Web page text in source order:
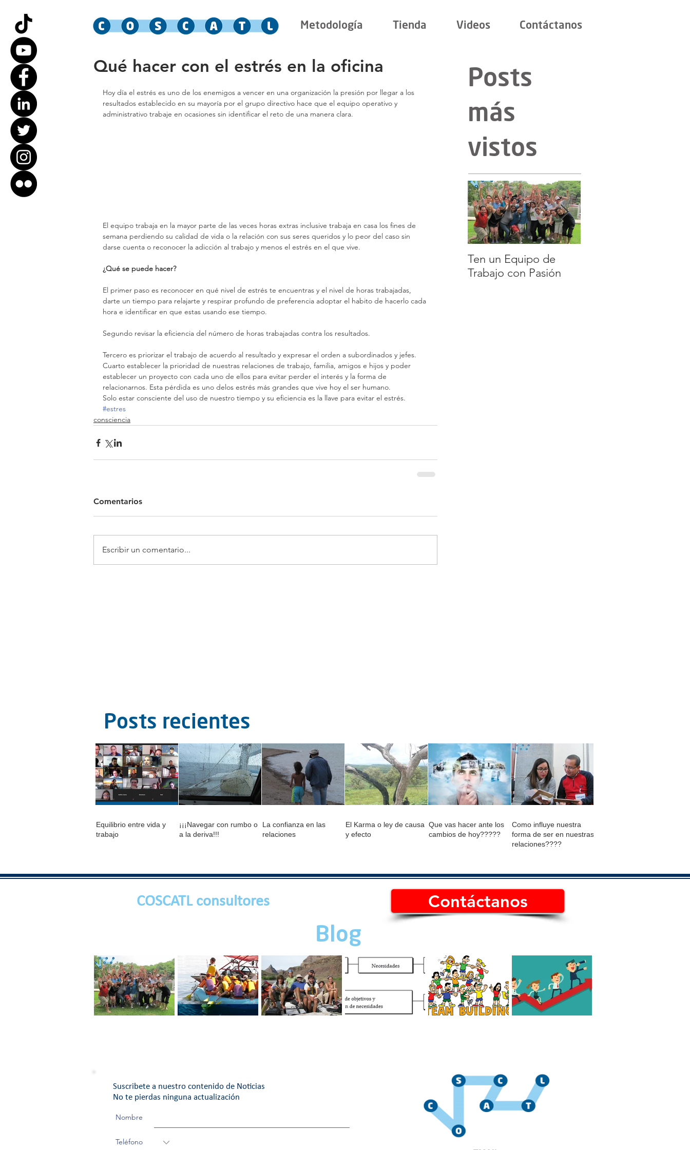
Metodología Tienda Videos Contáctanos
Qué hacer con el estrés en la oficina
Hoy día el estrés es uno de los enemigos a vencer en una organización la presión por llegar a los
resultados establecido en su mayoría por el grupo directivo hace que el equipo operativo y
administrativo trabaje en ocasiones sin identificar el reto de una manera clara.
El equipo trabaja en la mayor parte de las veces horas extras inclusive trabaja en casa los fines de
semana perdiendo su calidad de vida o la relación con sus seres queridos y lo peor del caso sin
darse cuenta o reconocer la adicción al trabajo y menos el estrés en el que vive.
¿Qué se puede hacer?
El primer paso es reconocer en qué nivel de estrés te encuentras y el nivel de horas trabajadas,
darte un tiempo para relajarte y respirar profundo de preferencia adoptar el habito de hacerlo cada
hora e identificar en que estas usando ese tiempo.
Segundo revisar la eficiencia del número de horas trabajadas contra los resultados.
Tercero es priorizar el trabajo de acuerdo al resultado y expresar el orden a subordinados y jefes.
Cuarto establecer la prioridad de nuestras relaciones de trabajo, familia, amigos e hijos y poder
establecer un proyecto con cada uno de ellos para evitar perder el interés y la forma de
relacionarnos. Esta pérdida es uno delos estrés más grandes que vive hoy el ser humano.
Solo estar consciente del uso de nuestro tiempo y su eficiencia es la llave para evitar el estrés.
#estres
consciencia
Comentarios
Escribir un comentario...
Posts
más
vistos
Ten un Equipo de
Trabajo con Pasión
Posts recientes
Equilibrio entre vida y
trabajo
¡¡¡Navegar con rumbo o
a la deriva!!!
La confianza en las
relaciones
El Karma o ley de causa
y efecto
Que vas hacer ante los
cambios de hoy?????
Como influye nuestra
forma de ser en nuestras
relaciones????
COSCATL consultores Contáctanos
Blog
No te pierdas ninguna actualización
Suscribete a nuestro contenido de Noticias
Nombre
Teléfono